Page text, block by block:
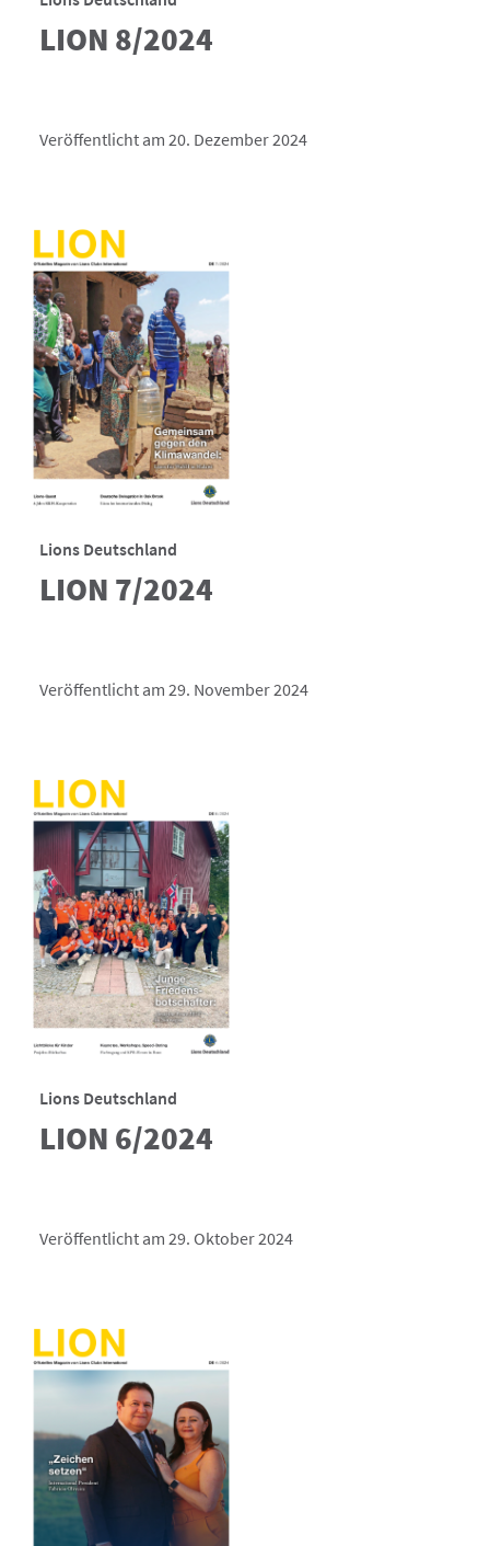
LION 8/2024
Veröffentlicht am 20. Dezember 2024
Lions Deutschland
LION 7/2024
Veröffentlicht am 29. November 2024
Lions Deutschland
LION 6/2024
Veröffentlicht am 29. Oktober 2024